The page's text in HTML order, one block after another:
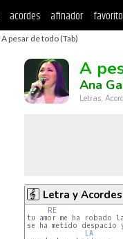
acordes afinador
A pesar de todo (Tab)
A
Ana
Letras,
Letra y Acordes
RE
tu amor me ha robado
se ha metido despacio
LA